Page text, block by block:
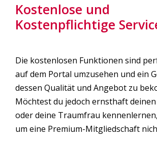
Kostenlose und
Kostenpflichtige
Die kostenlosen Funktionen sind
auf dem Portal umzusehen und ein
dessen Qualität und Angebot zu
Möchtest du jedoch ernsthaft
oder deine Traumfrau
um eine Premium-Mitgliedschaft